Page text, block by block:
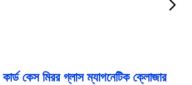
কেস মিরর গ্লাস ম্যাগনেটিক ক্লোজার